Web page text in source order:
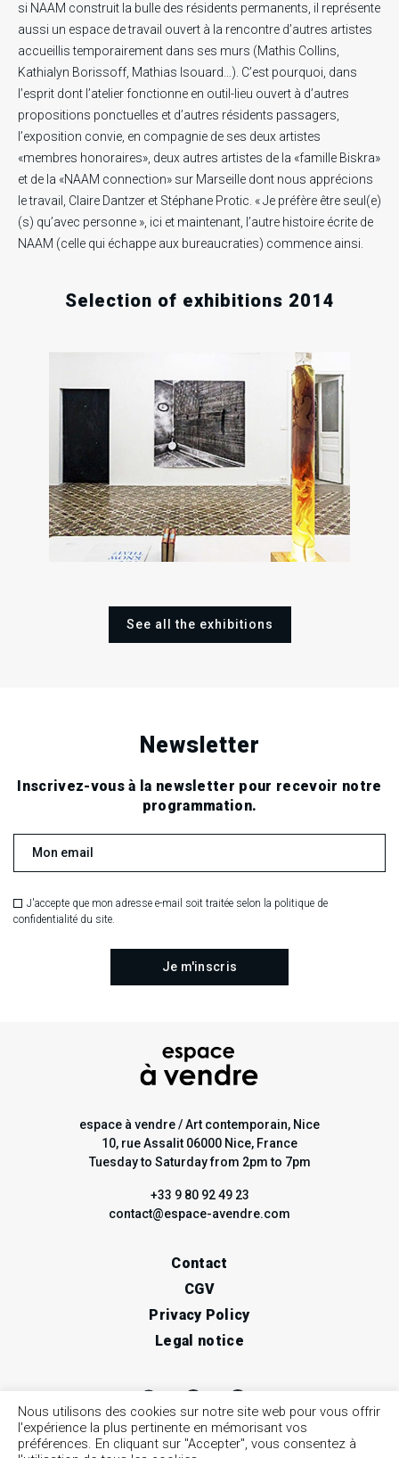
si NAAM construit la bulle des résidents permanents, il représente
aussi un espace de travail ouvert à la rencontre d’autres artistes
accueillis temporairement dans ses murs (Mathis Collins,
Kathialyn Borissoff, Mathias Isouard…). C’est pourquoi, dans
l’esprit dont l’atelier fonctionne en outil-lieu ouvert à d’autres
propositions ponctuelles et d’autres résidents passagers,
l’exposition convie, en compagnie de ses deux artistes
«membres honoraires», deux autres artistes de la «famille Biskra»
et de la «NAAM connection» sur Marseille dont nous apprécions
le travail, Claire Dantzer et Stéphane Protic. « Je préfère être seul(e)
(s) qu’avec personne », ici et maintenant, l’autre histoire écrite de
NAAM (celle qui échappe aux bureaucraties) commence ainsi.
Selection of exhibitions 2014
10
Fri
Oct
2014
15
Sat
Nov
2014
See all the exhibitions
Newsletter
Inscrivez-vous à la newsletter pour recevoir notre
programmation.
J'accepte que mon adresse e-mail soit traitée selon la politique de
confidentialité du site.
espace à vendre / Art contemporain, Nice
10, rue Assalit 06000 Nice, France
Tuesday to Saturday from 2pm to 7pm
+33 9 80 92 49 23
contact@espace-avendre.com
Contact
CGV
Privacy Policy
Legal notice
Nous utilisons des cookies sur notre site web pour vous offrir
l'expérience la plus pertinente en mémorisant vos
préférences. En cliquant sur "Accepter", vous consentez à